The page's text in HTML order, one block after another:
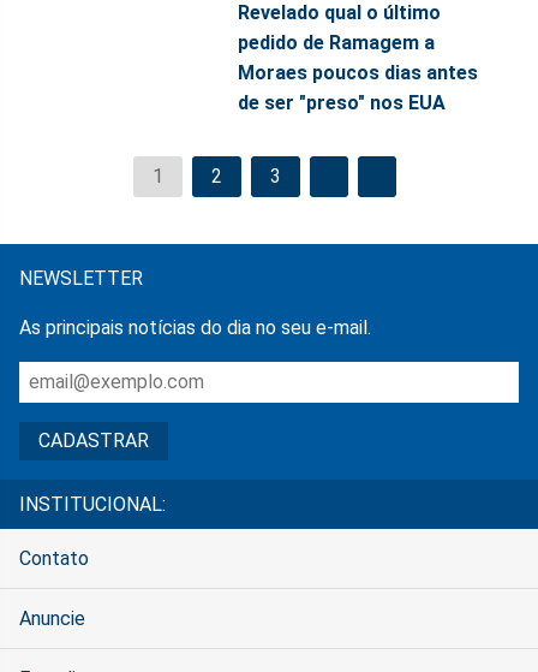
Revelado qual o último
pedido de Ramagem a
Moraes poucos dias antes
de ser "preso" nos EUA
1 2 3
NEWSLETTER
As principais notícias do dia no seu e-mail.
INSTITUCIONAL:
Contato
Anuncie